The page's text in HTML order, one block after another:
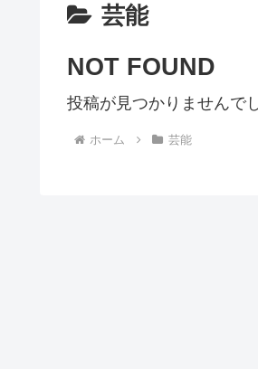
芸能
NOT FOUND
投稿が見つかりませんで
ホーム 芸能